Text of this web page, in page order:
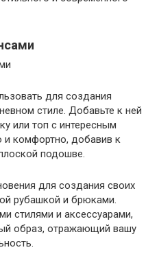
для создания
стиле. Добавьте к ней
или топ с интересным
и комфортно, добавив к
подошве.
для создания своих
рубашкой и брюками.
стилями и аксессуарами,
образ, отражающий вашу